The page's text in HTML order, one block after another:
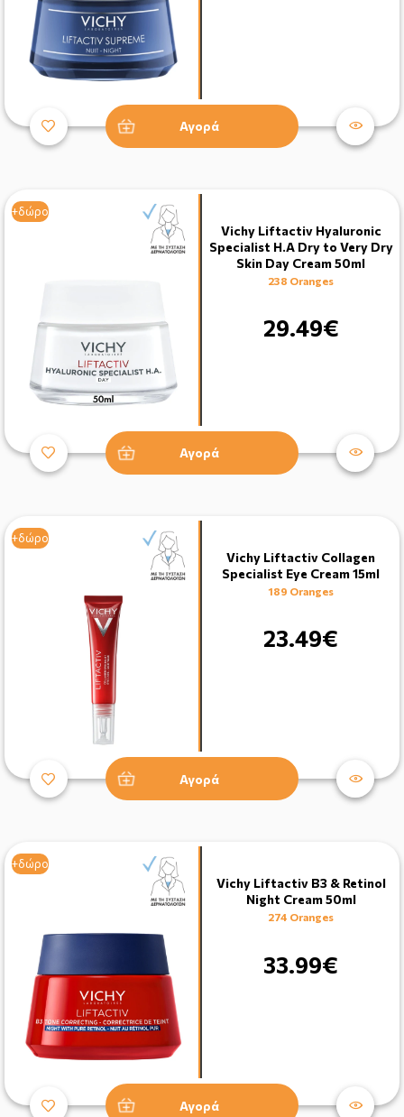
Αγορά
+δώρο
Vichy Liftactiv Hyaluronic
Specialist H.A Dry to Very Dry
Skin Day Cream 50ml
238 Oranges
29.49€
Αγορά
+δώρο
Vichy Liftactiv Collagen
Specialist Eye Cream 15ml
189 Oranges
23.49€
Αγορά
+δώρο
Vichy Liftactiv B3 & Retinol
Night Cream 50ml
274 Oranges
33.99€
Αγορά